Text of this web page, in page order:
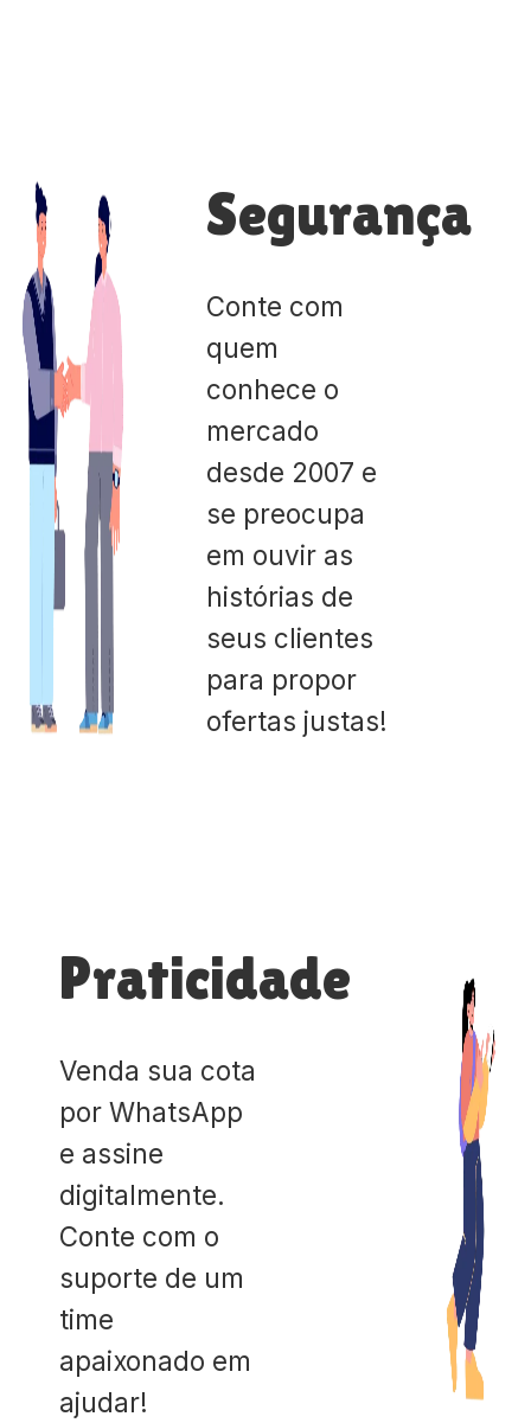
Segurança
Conte com
quem
conhece o
mercado
desde 2007 e
se preocupa
em ouvir as
histórias de
seus clientes
para propor
ofertas justas!
Praticidade
Venda sua cota
por WhatsApp
e assine
digitalmente.
Conte com o
suporte de um
time
apaixonado em
ajudar!